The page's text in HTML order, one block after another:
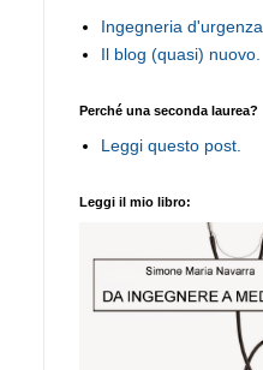
Ingegneria d'urgenza
Il blog (quasi) nuovo.
Perché una seconda laurea?
Leggi questo post.
Leggi il mio libro: